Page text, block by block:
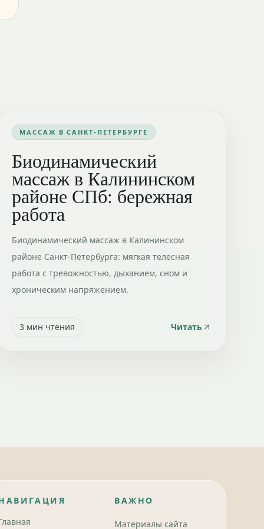
МАССАЖ В САНКТ-ПЕТЕРБУРГЕ
Биодинамический
массаж в Калининском
районе СПб: бережная
работа
Биодинамический массаж в Калининском
районе Санкт-Петербурга: мягкая телесная
работа с тревожностью, дыханием, сном и
хроническим напряжением.
3мин чтения Читать
ВАЖНО
Материалы сайта